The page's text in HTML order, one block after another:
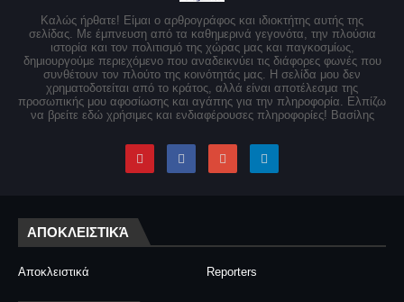
Καλώς ήρθατε! Είμαι ο αρθρογράφος και ιδιοκτήτης αυτής της
σελίδας. Με έμπνευση από τα καθημερινά γεγονότα, την πλούσια
ιστορία και τον πολιτισμό της χώρας μας και παγκοσμίως,
δημιουργούμε περιεχόμενο που αναδεικνύει τις διάφορες φωνές που
συνθέτουν τον πλούτο της κοινότητάς μας. Η σελίδα μου δεν
χρηματοδοτείται από το κράτος, αλλά είναι αποτέλεσμα της
προσωπικής μου αφοσίωσης και αγάπης για την πληροφορία. Ελπίζω
να βρείτε εδώ χρήσιμες και ενδιαφέρουσες πληροφορίες! Βασίλης
ΑΠΟΚΛΕΙΣΤΙΚΆ
Αποκλειστικά Reporters